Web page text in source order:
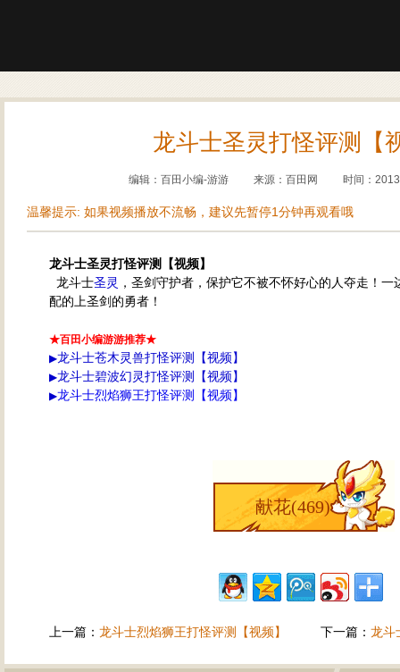
龙斗士圣灵打怪评测【
编辑：百田小编-游游 来源： 百田网 时间：
温馨提示: 如果视频播放不流畅，建议先暂停1分钟再观看哦
龙斗士圣灵打怪评测【视频】
龙斗士圣灵 ，圣剑守护者，保护它不被不怀好心的人夺走！
配的上圣剑的勇者！
★百田小编游游推荐★
▶龙斗士苍木灵兽打怪评测【视频】
▶龙斗士碧波幻灵打怪评测【视频】
▶龙斗士烈焰狮王打怪评测【视频】
献花(469)
上一篇： 龙斗士烈焰狮王打怪评测【视频】 下一篇： 龙斗